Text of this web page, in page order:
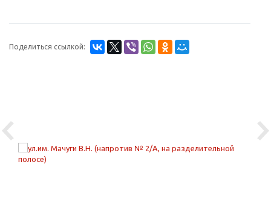
Поделиться ссылкой:
Previous